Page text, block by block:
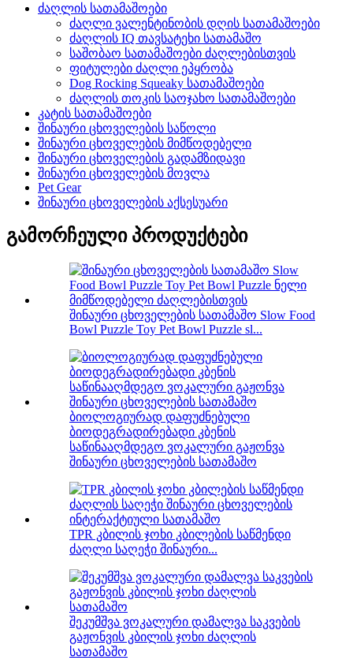
ძაღლის სათამაშოები
ძაღლი ვალენტინობის დღის სათამაშოები
ძაღლის IQ თავსატეხი სათამაშო
საშობაო სათამაშოები ძაღლებისთვის
ფიტულები ძაღლი ეპყრობა
Dog Rocking Squeaky სათამაშოები
ძაღლის თოკის საოჯახო სათამაშოები
კატის სათამაშოები
შინაური ცხოველების საწოლი
შინაური ცხოველების მიმწოდებელი
შინაური ცხოველების გადამზიდავი
შინაური ცხოველების მოვლა
Pet Gear
შინაური ცხოველების აქსესუარი
გამორჩეული პროდუქტები
შინაური ცხოველების სათამაშო Slow Food
Bowl Puzzle Toy Pet Bowl Puzzle sl...
ბიოლოგიურად დაფუძნებული
ბიოდეგრადირებადი კბენის
საწინააღმდეგო ვოკალური გაჟონვა
შინაური ცხოველების სათამაშო
TPR კბილის ჯოხი კბილების საწმენდი
ძაღლი საღეჭი შინაური...
შეკუმშვა ვოკალური დამალვა საკვების
გაჟონვის კბილის ჯოხი ძაღლის
სათამაშო